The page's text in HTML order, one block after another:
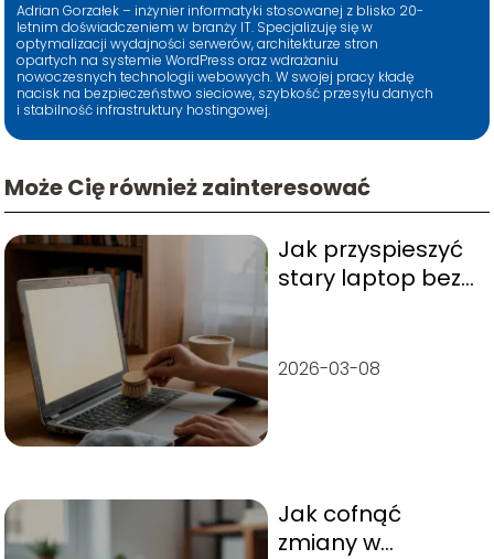
Adrian Gorzałek – inżynier informatyki stosowanej z blisko 20-
letnim doświadczeniem w branży IT. Specjalizuję się w
optymalizacji wydajności serwerów, architekturze stron
opartych na systemie WordPress oraz wdrażaniu
nowoczesnych technologii webowych. W swojej pracy kładę
nacisk na bezpieczeństwo sieciowe, szybkość przesyłu danych
i stabilność infrastruktury hostingowej.
Może Cię również zainteresować
Jak przyspieszyć
stary laptop bez
2026-03-08
Jak cofnąć
zmiany w